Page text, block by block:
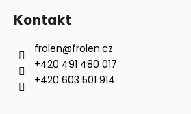
Kontakt
frolen@frolen.cz
+420 491 480 017
+420 603 501 914